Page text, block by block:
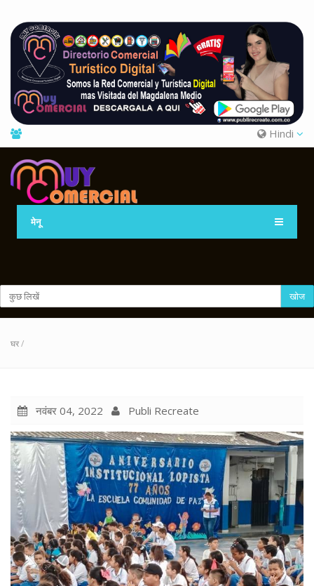
Hindi
मेनू
खोज
घर/
नवंबर 04, 2022 Publi Recreate